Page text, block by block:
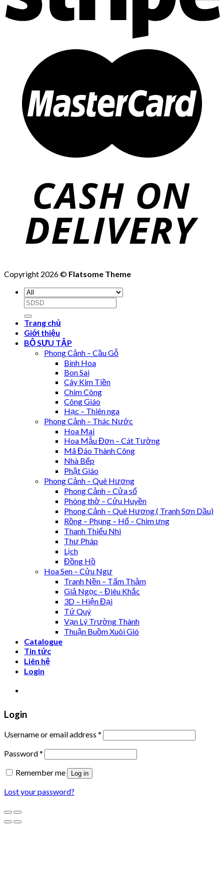
Copyright 2026 © Flatsome Theme
Search
for:
Trang chủ
Giới thiệu
BỘ SƯU TẬP
Phong Cảnh – Cầu Gỗ
Bình Hoa
Bon Sai
Cây Kim Tiền
Chim Công
Công Giáo
Hạc – Thiên nga
Phong Cảnh – Thác Nước
Hoa Mai
Hoa Mẫu Đơn – Cát Tường
Mã Đáo Thành Công
Nhà Bếp
Phật Giáo
Phong Cảnh – Quê Hương
Phong Cảnh – Cửa sổ
Phòng thờ – Cửu Huyền
Phong Cảnh – Quê Hương ( Tranh Sơn Dầu)
Rồng – Phụng – Hổ – Chim ưng
Thanh Thiếu Nhi
Thư Pháp
Lịch
Đồng Hồ
Hoa Sen – Cửu Ngư
Tranh Nền – Tấm Thảm
Giả Ngọc – Điêu Khắc
3D – Hiện Đại
Tứ Quý
Vạn Lý Trường Thành
Thuận Buồm Xuôi Gió
Catalogue
Tin tức
Liên hệ
Login
Login
Username or email address *
Password*
Remember me
Log in
Lost your password?